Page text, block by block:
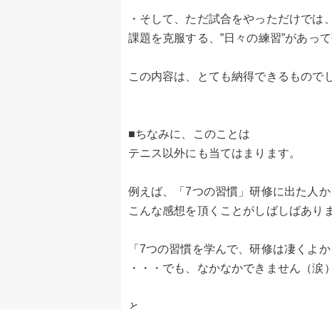
・そして、ただ試合をやっただけでは
課題を克服する、”日々の練習”があって
この内容は、とても納得できるもので
■ちなみに、このことは
テニス以外にも当てはまります。
例えば、「7つの習慣」研修に出た人か
こんな感想を頂くことがしばしばあり
「7つの習慣を学んで、研修は凄くよか
・・・でも、なかなかできません（涙）